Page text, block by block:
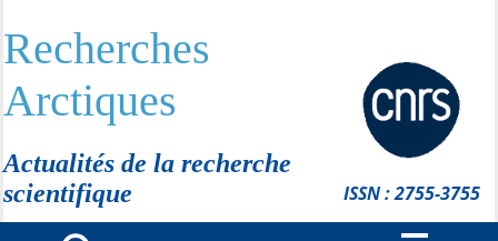
Recherches
Arctiques
Actualités de la recherche
scientifique
ISSN : 2755-3755